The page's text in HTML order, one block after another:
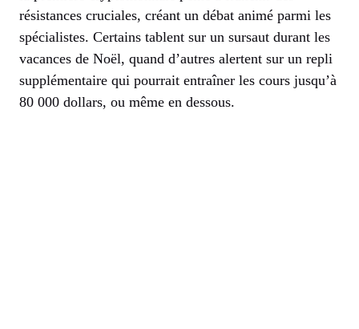
résistances cruciales, créant un débat animé parmi les
spécialistes. Certains tablent sur un sursaut durant les
vacances de Noël, quand d’autres alertent sur un repli
supplémentaire qui pourrait entraîner les cours jusqu’à
80 000 dollars, ou même en dessous.